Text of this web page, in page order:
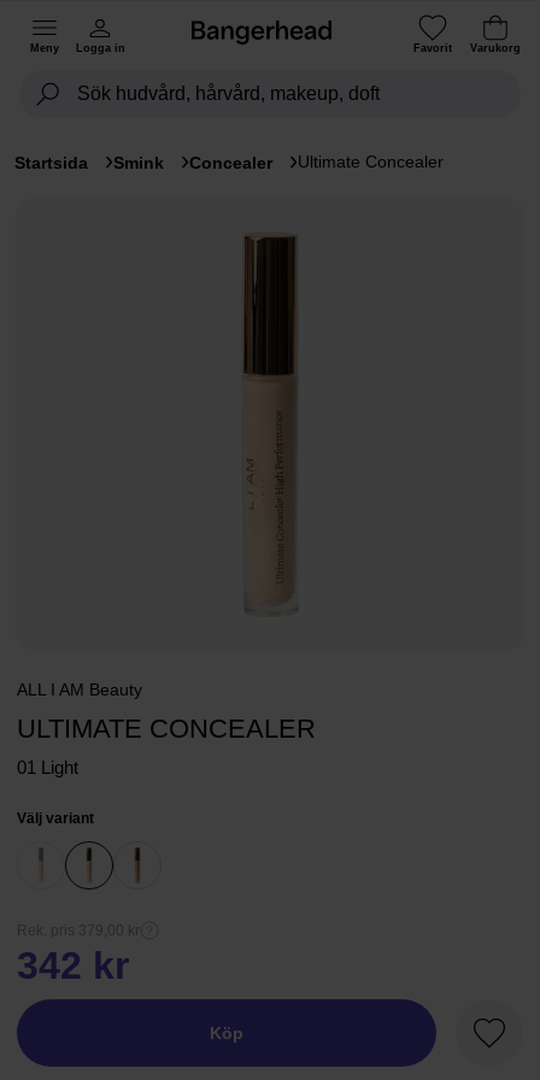
Meny Logga in Favorit Varukorg
Startsida Smink Concealer Ultimate Concealer
ALL I AM Beauty
ULTIMATE CONCEALER
01 Light
Välj variant
Rek. pris 379,00 kr
342 kr
Köp